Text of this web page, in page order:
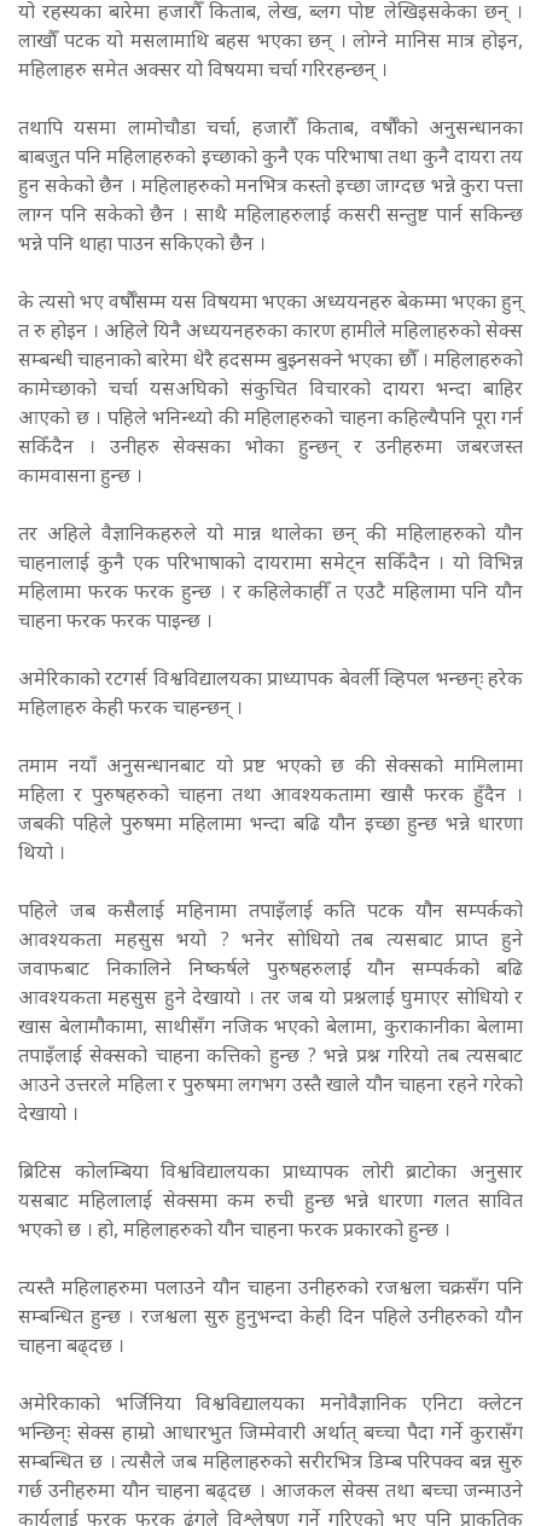
यो रहस्यका बारेमा हजारौँ किताब, लेख, ब्लग पोष्ट लेखिइसकेका छन् ।
लाखौँ पटक यो मसलामाथि बहस भएका छन् । लोग्ने मानिस मात्र होइन,
महिलाहरु समेत अक्सर यो विषयमा चर्चा गरिरहन्छन् ।
तथापि यसमा लामोचौडा चर्चा, हजारौँ किताब, वर्षौँको अनुसन्धानका
बाबजुत पनि महिलाहरुको इच्छाको कुनै एक परिभाषा तथा कुनै दायरा तय
हुन सकेको छैन । महिलाहरुको मनभित्र कस्तो इच्छा जाग्दछ भन्ने कुरा पत्ता
लाग्न पनि सकेको छैन । साथै महिलाहरुलाई कसरी सन्तुष्ट पार्न सकिन्छ
भन्ने पनि थाहा पाउन सकिएको छैन ।
के त्यसो भए वर्षौँसम्म यस विषयमा भएका अध्ययनहरु बेकम्मा भएका हुन्
त रु होइन । अहिले यिनै अध्ययनहरुका कारण हामीले महिलाहरुको सेक्स
सम्बन्धी चाहनाको बारेमा धेरै हदसम्म बुझ्नसक्ने भएका छौँ । महिलाहरुको
कामेच्छाको चर्चा यसअघिको संकुचित विचारको दायरा भन्दा बाहिर
आएको छ । पहिले भनिन्थ्यो की महिलाहरुको चाहना कहिल्यैपनि पूरा गर्न
सकिँदैन । उनीहरु सेक्सका भोका हुन्छन् र उनीहरुमा जबरजस्त
कामवासना हुन्छ ।
तर अहिले वैज्ञानिकहरुले यो मान्न थालेका छन् की महिलाहरुको यौन
चाहनालाई कुनै एक परिभाषाको दायरामा समेट्न सकिँदैन । यो विभिन्न
महिलामा फरक फरक हुन्छ । र कहिलेकाहीँ त एउटै महिलामा पनि यौन
चाहना फरक फरक पाइन्छ ।
अमेरिकाको रटगर्स विश्वविद्यालयका प्राध्यापक बेवर्ली व्हिपल भन्छन्ः हरेक
महिलाहरु केही फरक चाहन्छन् ।
तमाम नयाँ अनुसन्धानबाट यो प्रष्ट भएको छ की सेक्सको मामिलामा
महिला र पुरुषहरुको चाहना तथा आवश्यकतामा खासै फरक हुँदैन ।
जबकी पहिले पुरुषमा महिलामा भन्दा बढि यौन इच्छा हुन्छ भन्ने धारणा
थियो ।
पहिले जब कसैलाई महिनामा तपाइँलाई कति पटक यौन सम्पर्कको
आवश्यकता महसुस भयो ? भनेर सोधियो तब त्यसबाट प्राप्त हुने
जवाफबाट निकालिने निष्कर्षले पुरुषहरुलाई यौन सम्पर्कको बढि
आवश्यकता महसुस हुने देखायो । तर जब यो प्रश्नलाई घुमाएर सोधियो र
खास बेलामौकामा, साथीसँग नजिक भएको बेलामा, कुराकानीका बेलामा
तपाइँलाई सेक्सको चाहना कत्तिको हुन्छ ? भन्ने प्रश्न गरियो तब त्यसबाट
आउने उत्तरले महिला र पुरुषमा लगभग उस्तै खाले यौन चाहना रहने गरेको
देखायो ।
ब्रिटिस कोलम्बिया विश्वविद्यालयका प्राध्यापक लोरी ब्राटोका अनुसार
यसबाट महिलालाई सेक्समा कम रुची हुन्छ भन्ने धारणा गलत सावित
भएको छ । हो, महिलाहरुको यौन चाहना फरक प्रकारको हुन्छ ।
त्यस्तै महिलाहरुमा पलाउने यौन चाहना उनीहरुको रजश्वला चक्रसँग पनि
सम्बन्धित हुन्छ । रजश्वला सुरु हुनुभन्दा केही दिन पहिले उनीहरुको यौन
चाहना बढ्दछ ।
अमेरिकाको भर्जिनिया विश्वविद्यालयका मनोवैज्ञानिक एनिटा क्लेटन
भन्छिन्ः सेक्स हाम्रो आधारभुत जिम्मेवारी अर्थात् बच्चा पैदा गर्ने कुरासँग
सम्बन्धित छ । त्यसैले जब महिलाहरुको सरीरभित्र डिम्ब परिपक्व बन्न सुरु
गर्छ उनीहरुमा यौन चाहना बढ्दछ । आजकल सेक्स तथा बच्चा जन्माउने